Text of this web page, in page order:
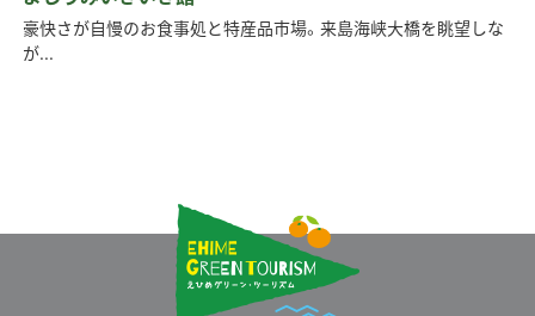
豪快さが自慢のお食事処と特産品市場。来島海峡大橋を眺望しな
が...